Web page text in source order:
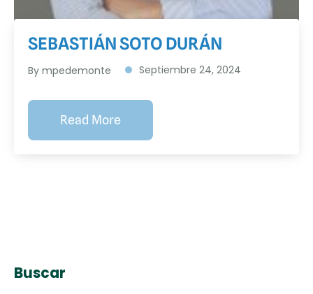
SEBASTIÁN SOTO DURÁN
By mpedemonte Septiembre 24, 2024
Read More
Buscar